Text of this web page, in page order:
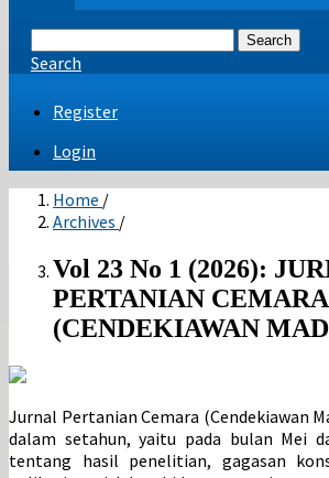
Search
Search
Register
Login
Home /
Archives /
Vol 23 No 1 (2026):
PERTANIAN CEMARA
(CENDEKIAWAN
Jurnal Pertanian Cemara (Cendekiawan
dalam setahun, yaitu pada bulan Mei
tentang hasil penelitian, gagasan